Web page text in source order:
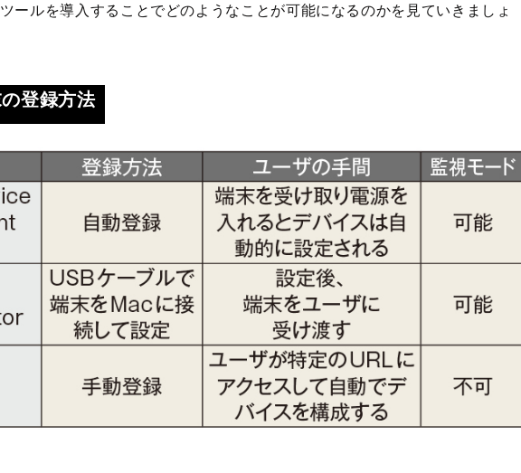
ールを導入することでどのようなことが可能になるのかを見ていきましょ
登録方法